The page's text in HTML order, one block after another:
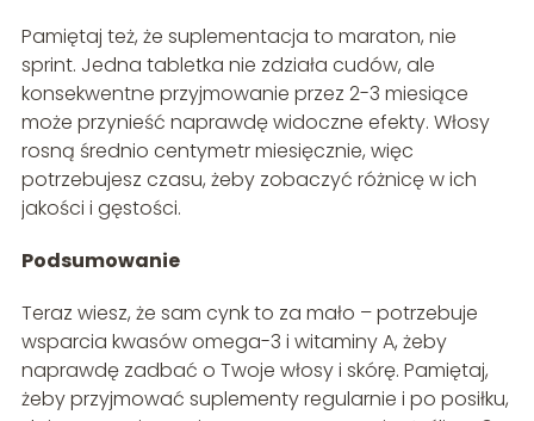
Pamiętaj też, że suplementacja to maraton, nie
sprint. Jedna tabletka nie zdziała cudów, ale
konsekwentne przyjmowanie przez 2-3 miesiące
może przynieść naprawdę widoczne efekty. Włosy
rosną średnio centymetr miesięcznie, więc
potrzebujesz czasu, żeby zobaczyć różnicę w ich
jakości i gęstości.
Podsumowanie
Teraz wiesz, że sam cynk to za mało – potrzebuje
wsparcia kwasów omega-3 i witaminy A, żeby
naprawdę zadbać o Twoje włosy i skórę. Pamiętaj,
żeby przyjmować suplementy regularnie i po posiłku,